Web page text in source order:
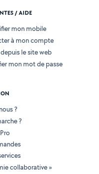
/ AIDE
mon mobile
à mon compte
le site web
mon mot de passe
?
?
collaborative »